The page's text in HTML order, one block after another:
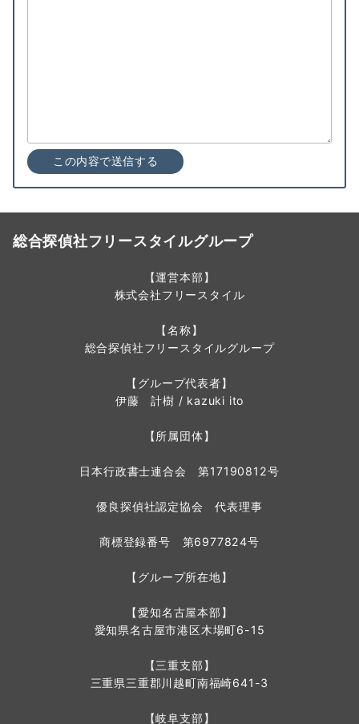
総合探偵社フリースタイルグループ
【運営本部】
株式会社フリースタイル
【名称】
総合探偵社フリースタイルグループ
【グループ代表者】
伊藤 計樹 / kazuki ito
【所属団体】
日本行政書士連合会 第17190812号
優良探偵社認定協会 代表理事
商標登録番号 第6977824号
【グループ所在地】
【愛知名古屋本部】
愛知県名古屋市港区木場町6-15
【三重支部】
三重県三重郡川越町南福崎641-3
【岐阜支部】